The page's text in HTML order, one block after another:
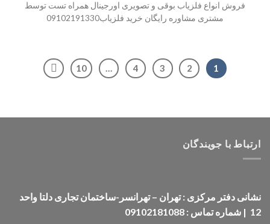
فروش انواع فلزیاب بوقی و تصویری اورجینال همراه تست توسط
مشتری مشاوره رایگان خرید فلزیاب09102191330
1
2
3
4
…
10
ارتباط با جویندگان
نشانی دفتر مرکزی : تهران – تهرانسر-ساختمان تجاری دلتا واحد
12 | شماره تماس : 09102181088